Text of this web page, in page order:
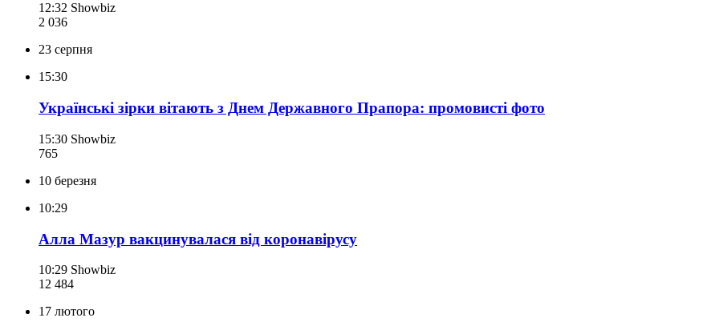
12:32 Showbiz
2 036
23 серпня
15:30
Українські зірки вітають з Днем Державного Прапора: промовисті фото
15:30 Showbiz
765
10 березня
10:29
Алла Мазур вакцинувалася від коронавірусу
10:29 Showbiz
12 484
17 лютого